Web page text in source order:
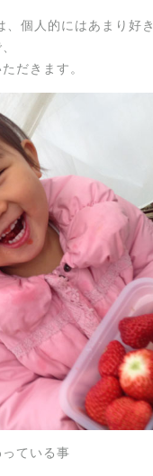
個人的にはあまり好
だきます。
ている事